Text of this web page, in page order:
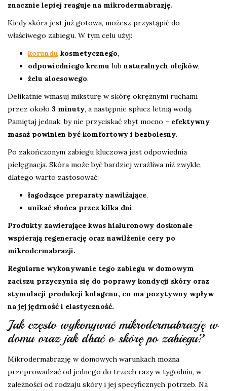
znacznie lepiej reaguje na mikrodermabrazję.
Kiedy skóra jest już gotowa, możesz przystąpić do
właściwego zabiegu. W tym celu użyj:
korundu kosmetycznego,
odpowiedniego kremu lub naturalnych olejków,
żelu aloesowego.
Delikatnie wmasuj miksturę w skórę okrężnymi ruchami
przez około 3 minuty, a następnie spłucz letnią wodą.
Pamiętaj jednak, by nie przyciskać zbyt mocno – efektywny
masaż powinien być komfortowy i bezbolesny.
Po zakończonym zabiegu kluczowa jest odpowiednia
pielęgnacja. Skóra może być bardziej wrażliwa niż zwykle,
dlatego warto zastosować:
łagodzące preparaty nawilżające,
unikać słońca przez kilka dni.
Produkty zawierające kwas hialuronowy doskonale
wspierają regenerację oraz nawilżenie cery po
mikrodermabrazji.
Regularne wykonywanie tego zabiegu w domowym
zaciszu przyczynia się do poprawy kondycji skóry oraz
stymulacji produkcji kolagenu, co ma pozytywny wpływ
na jej jędrność i elastyczność.
Jak często wykonywać mikrodermabrazję w
domu oraz jak dbać o skórę po zabiegu?
Mikrodermabrazję w domowych warunkach można
przeprowadzać od jednego do trzech razy w tygodniu, w
zależności od rodzaju skóry i jej specyficznych potrzeb. Na